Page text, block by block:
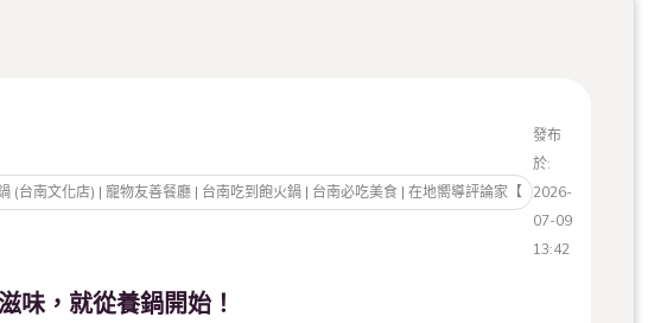
(台南文化店) | 寵物友善餐廳 | 台南吃到飽火鍋 | 台南必吃美食 | 在地嚮導評論家【
發布
於:
2026-
07-09
13:42
味，就從養鍋開始！